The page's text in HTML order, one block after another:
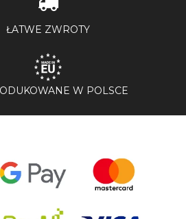
ŁATWE ZWROTY
W POLSCE